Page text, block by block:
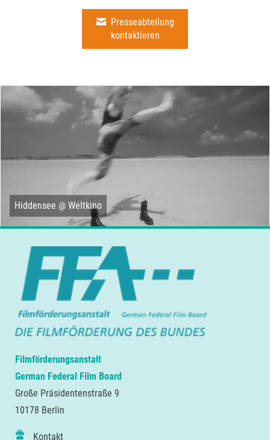
Presseabteilung
kontaktieren
Hiddensee @ Weltkino
Filmförderungsanstalt
German Federal Film Board
Große Präsidentenstraße 9
10178 Berlin
Kontakt